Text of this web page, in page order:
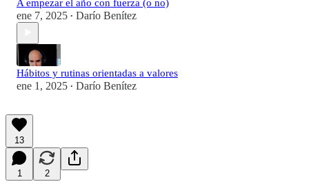
A empezar el año con fuerza (o no)
ene 7, 2025 • Darío Benítez
Hábitos y rutinas orientadas a valores
ene 1, 2025 • Darío Benítez
13
1 2